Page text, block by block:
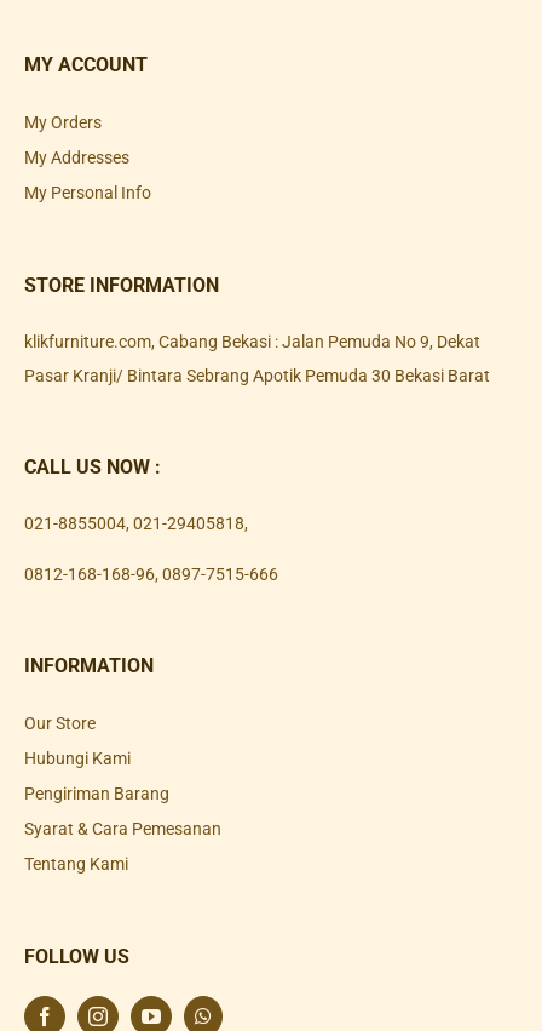
MY ACCOUNT
My Orders
My Addresses
My Personal Info
STORE INFORMATION
klikfurniture.com, Cabang Bekasi : Jalan Pemuda No 9, Dekat
Pasar Kranji/ Bintara Sebrang Apotik Pemuda 30 Bekasi Barat
CALL US NOW :
021-8855004, 021-29405818,
0812-168-168-96, 0897-7515-666
INFORMATION
Our Store
Hubungi Kami
Pengiriman Barang
Syarat & Cara Pemesanan
Tentang Kami
FOLLOW US